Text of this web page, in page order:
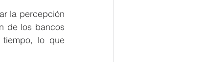
la percepción
de los bancos
tiempo, lo que